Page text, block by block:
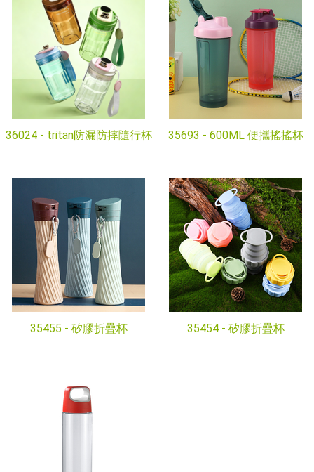
36024 - tritan防漏防摔隨行杯 35693 - 600ML 便攜搖搖杯
35455 - 矽膠折疊杯 35454 - 矽膠折疊杯